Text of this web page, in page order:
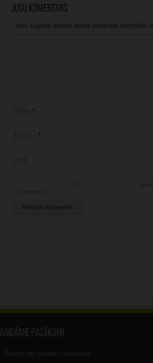
Jūsu komentārs
Jūsu e-pasta adrese netiks publicēta.Atzīmētie
*
*
Gaidāmie pasākumi
Šobrīd nav gaidāmo pasākumi.